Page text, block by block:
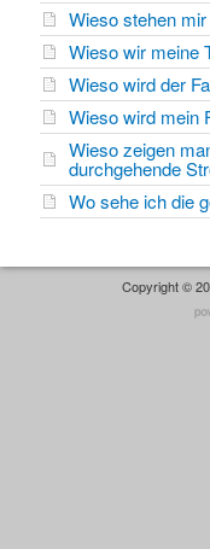
Wieso stehen
Wieso wir meine
Wieso wird der
Wieso wird mein
Wieso zeigen
durchgehende
Wo sehe ich die
Copyright ©